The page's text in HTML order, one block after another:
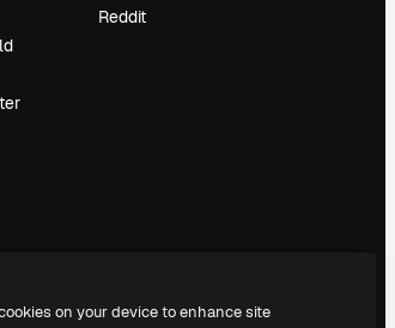
Reddit
on your device to enhance site